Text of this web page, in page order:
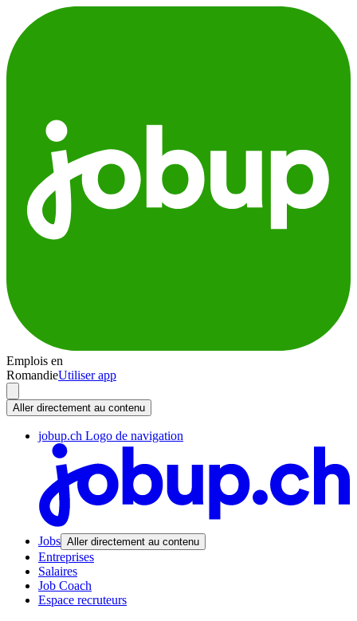
Emplois en
RomandieUtiliser app
Aller directement au contenu
jobup.ch Logo de navigation
Jobs Aller directement au contenu
Entreprises
Salaires
Job Coach
Espace recruteurs